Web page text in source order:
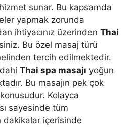
sunar. Bu kapsamda
yapmak zorunda
ihtiyacınız üzerinden Thai
Bu özel masaj türü
tercih edilmektedir.
Thai spa masajı yoğun
Bu masajın pek çok
Kolayca
sayesinde tüm
dakikalar içerisinde